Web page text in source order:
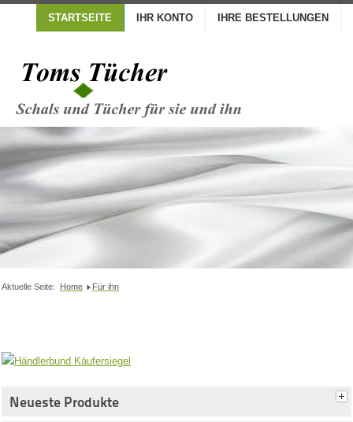
STARTSEITE IHR KONTO IHRE BESTELLUNGEN
Aktuelle Seite: Home Für ihn
Neueste Produkte